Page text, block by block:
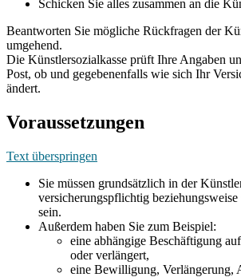
Schicken Sie alles zusammen an die
Beantworten Sie mögliche Rückfragen der
umgehend.
Die Künstlersozialkasse prüft Ihre Angaben
Post, ob und gegebenenfalls wie sich Ihr
ändert.
Voraussetzungen
Text überspringen
Sie müssen grundsätzlich in der
versicherungspflichtig beziehungsweise
sein.
Außerdem haben Sie zum Beispiel:
eine abhängige Beschäftigung
oder verlängert,
eine Bewilligung, Verlängerung,